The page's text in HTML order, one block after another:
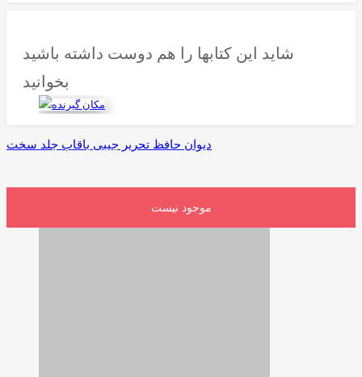
شاید این کتابها را هم دوست داشته باشید
بخوانید
دیوان حافظ تحریر جیبی باقاب جلد سخت
موجود نیست